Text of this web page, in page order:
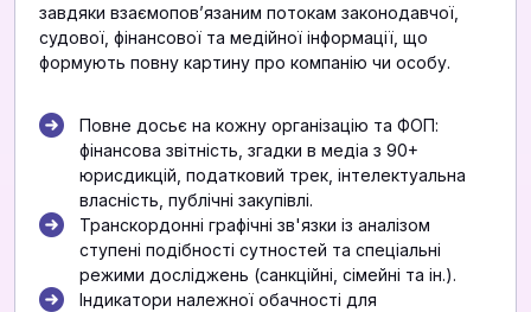
завдяки взаємоповʼязаним потокам законодавчої,
судової, фінансової та медійної інформації, що
формують повну картину про компанію чи особу.
Повне досьє на кожну організацію та ФОП:
фінансова звітність, згадки в медіа з 90+
юрисдикцій, податковий трек, інтелектуальна
власність, публічні закупівлі.
Транскордонні графічні зв'язки із аналізом
ступені подібності сутностей та спеціальні
режими досліджень (санкційні, сімейні та ін.).
Індикатори належної обачності для